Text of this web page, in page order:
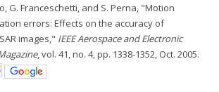
G. Franceschetti, and S. Perna, "Motion
errors: Effects on the accuracy of
images," IEEE Aerospace and Electronic
, vol. 41, no. 4, pp. 1338-1352, Oct. 2005.